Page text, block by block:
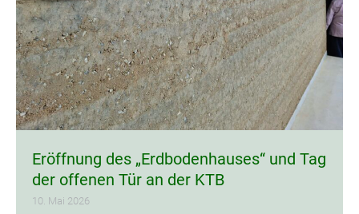
Eröffnung des „Erdbodenhauses“ und Tag
der offenen Tür an der KTB
10. Mai 2026